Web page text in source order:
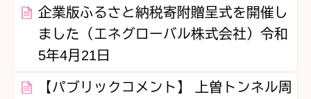
企業版ふるさと納税寄附贈呈式を開催し
ました（エネグローバル株式会社）令和
5年4月21日
【パブリックコメント】 上曽トンネル周